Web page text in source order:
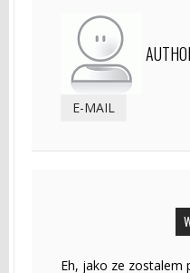
E-MAIL
Eh, jako ze zostalem